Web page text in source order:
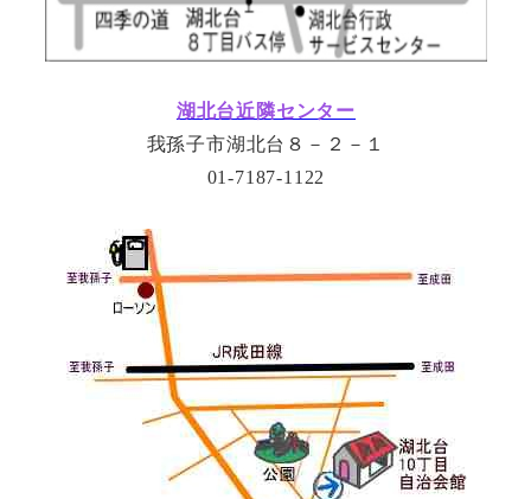
湖北台近隣センター
我孫子市湖北台８－２－１
01-7187-1122